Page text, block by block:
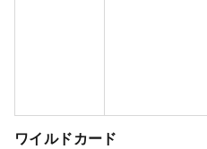
ワイルドカード